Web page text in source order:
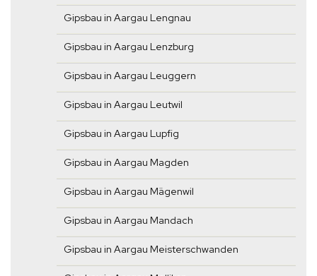
Gipsbau in Aargau Lengnau
Gipsbau in Aargau Lenzburg
Gipsbau in Aargau Leuggern
Gipsbau in Aargau Leutwil
Gipsbau in Aargau Lupfig
Gipsbau in Aargau Magden
Gipsbau in Aargau Mägenwil
Gipsbau in Aargau Mandach
Gipsbau in Aargau Meisterschwanden